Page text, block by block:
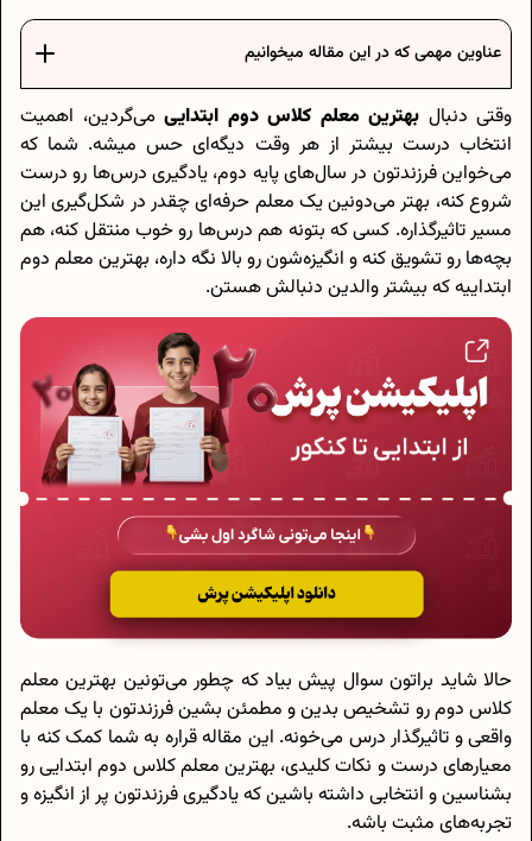
عناوین مهمی که در این مقاله میخوانیم
وقتی دنبال بهترین معلم کلاس دوم ابتدایی می‌گردین، اهمیت
انتخاب درست بیشتر از هر وقت دیگه‌ای حس میشه. شما که
می‌خواین فرزندتون در سال‌های پایه دوم، یادگیری درس‌ها رو درست
شروع کنه، بهتر می‌دونین یک معلم حرفه‌ای چقدر در شکل‌گیری این
مسیر تاثیرگذاره. کسی که بتونه هم درس‌ها رو خوب منتقل کنه، هم
بچه‌ها رو تشویق کنه و انگیزه‌شون رو بالا نگه داره، بهترین معلم دوم
ابتداییه که بیشتر والدین دنبالش هستن.
حالا شاید براتون سوال پیش بیاد که چطور می‌تونین بهترین معلم
کلاس دوم رو تشخیص بدین و مطمئن بشین فرزندتون با یک معلم
واقعی و تاثیرگذار درس می‌خونه. این مقاله قراره به شما کمک کنه با
معیارهای درست و نکات کلیدی، بهترین معلم کلاس دوم ابتدایی رو
بشناسین و انتخابی داشته باشین که یادگیری فرزندتون پر از انگیزه و
تجربه‌های مثبت باشه.